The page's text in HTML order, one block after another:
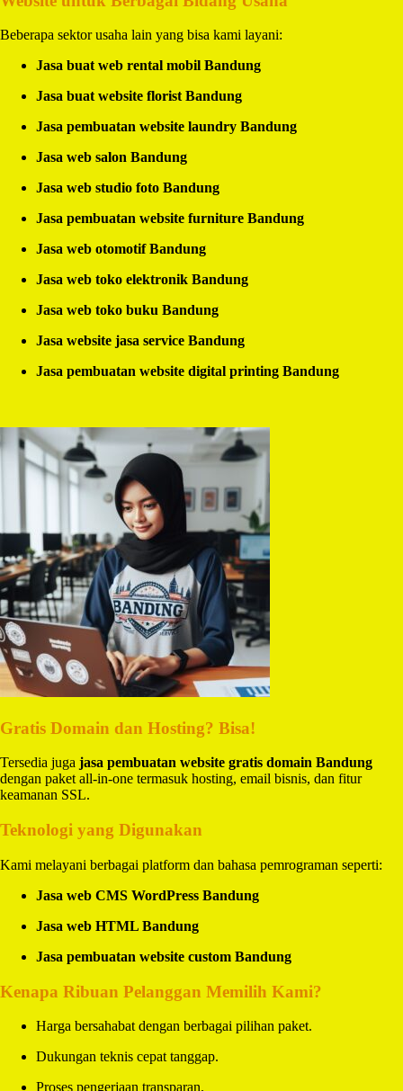
Beberapa sektor usaha lain yang bisa kami layani:
Jasa buat web rental mobil Bandung
Jasa buat website florist Bandung
Jasa pembuatan website laundry Bandung
Jasa web salon Bandung
Jasa web studio foto Bandung
Jasa pembuatan website furniture Bandung
Jasa web otomotif Bandung
Jasa web toko elektronik Bandung
Jasa web toko buku Bandung
Jasa website jasa service Bandung
Jasa pembuatan website digital printing Bandung
Gratis Domain dan Hosting? Bisa!
Tersedia juga jasa pembuatan website gratis domain Bandung
dengan paket all-in-one termasuk hosting, email bisnis, dan fitur
keamanan SSL.
Teknologi yang Digunakan
Kami melayani berbagai platform dan bahasa pemrograman seperti:
Jasa web CMS WordPress Bandung
Jasa web HTML Bandung
Jasa pembuatan website custom Bandung
Kenapa Ribuan Pelanggan Memilih Kami?
Harga bersahabat dengan berbagai pilihan paket.
Dukungan teknis cepat tanggap.
Proses pengerjaan transparan.